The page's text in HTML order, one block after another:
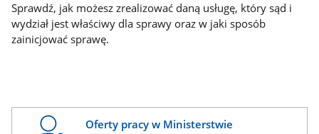
Sprawdź, jak możesz zrealizować daną usługę, który sąd i
wydział jest właściwy dla sprawy oraz w jaki sposób
zainicjować sprawę.
Oferty pracy w Ministerstwie